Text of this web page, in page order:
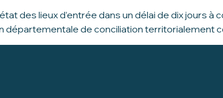
des lieux d’entrée dans un délai de dix jours
départementale de conciliation territorialement